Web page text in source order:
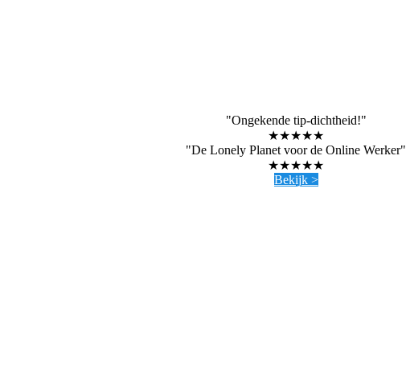
"Ongekende tip-dichtheid!"
★★★★★
"De Lonely Planet voor de Online Werker"
★★★★★
Bekijk >